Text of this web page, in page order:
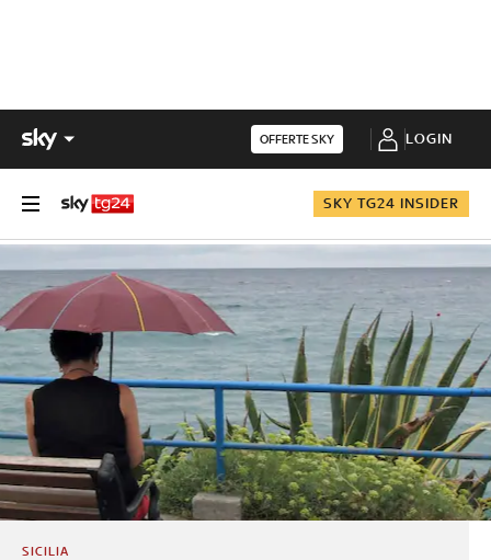
OFFERTE SKY LOGIN
SKY TG24 INSIDER
SICILIA